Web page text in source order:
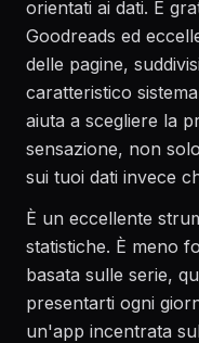
orientati ai dati. È
Goodreads ed
delle pagine,
caratteristico
aiuta a scegliere la
sensazione, non
sui tuoi dati invece
È un eccellente
statistiche. È meno
basata sulle serie,
presentarti ogni
un'app incentrata